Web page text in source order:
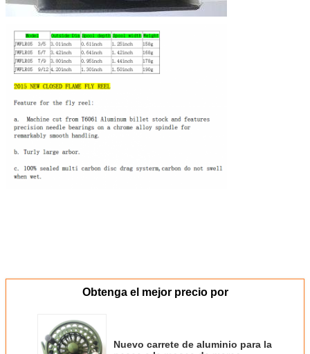
Obtenga el mejor precio por
Nuevo carrete de aluminio para la